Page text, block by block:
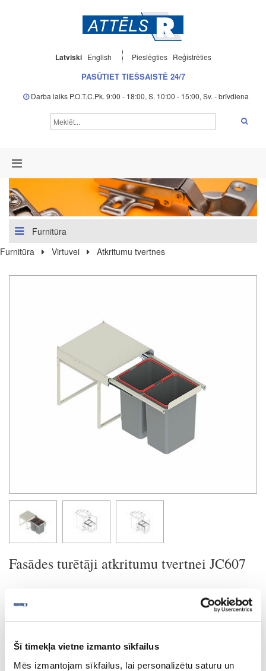
Šī tīmekļa vietne izmanto sīkfailus
Mēs izmantojam sīkfailus, lai personalizētu saturu un
Latviski English Pieslēgties Reģistrēties
PASŪTIET TIEŠSAISTĒ 24/7
Darba laiks P.O.T.C.Pk. 9:00 - 18:00, S. 10:00 - 15:00, Sv. - brīvdiena
Furnitūra
Furnitūra
Virtuvei Atkritumu tvertnes
Fasādes turētāji atkritumu tvertnei JC607
Uzdot jautājumu
Nosūtīt saiti uz produktu